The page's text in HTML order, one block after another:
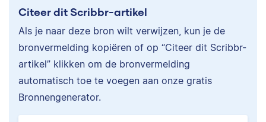
Citeer dit Scribbr-artikel
Als je naar deze bron wilt verwijzen, kun je de
bronvermelding kopiëren of op “Citeer dit Scribbr-
artikel” klikken om de bronvermelding
automatisch toe te voegen aan onze gratis
Bronnengenerator.